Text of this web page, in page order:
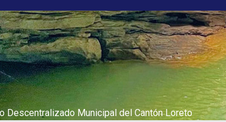
Descentralizado Municipal del Cantón Loreto